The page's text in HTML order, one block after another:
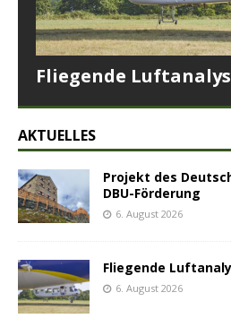
Fliegende
AKTUELLES
Projekt des
DBU-Förderung
6. August 2026
Fliegende
6. August 2026